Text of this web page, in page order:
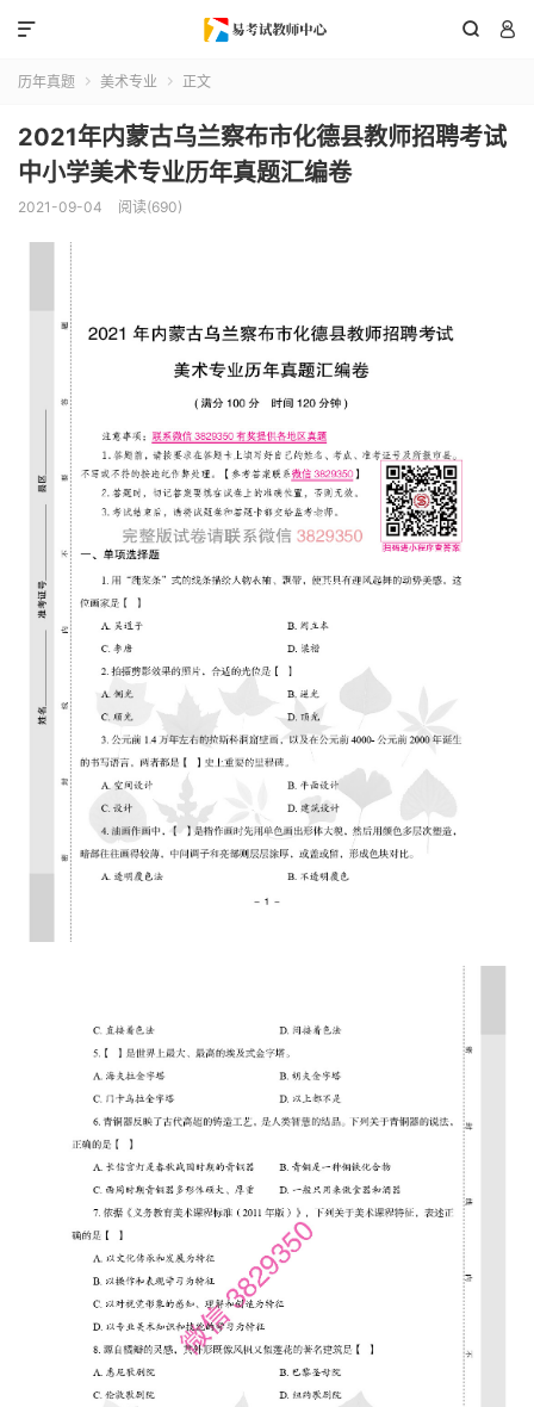
 

历年真题  美术专业  正文
2021年内蒙古乌兰察布市化德县教师招聘考试
中小学美术专业历年真题汇编卷
2021-09-04 阅读(690)